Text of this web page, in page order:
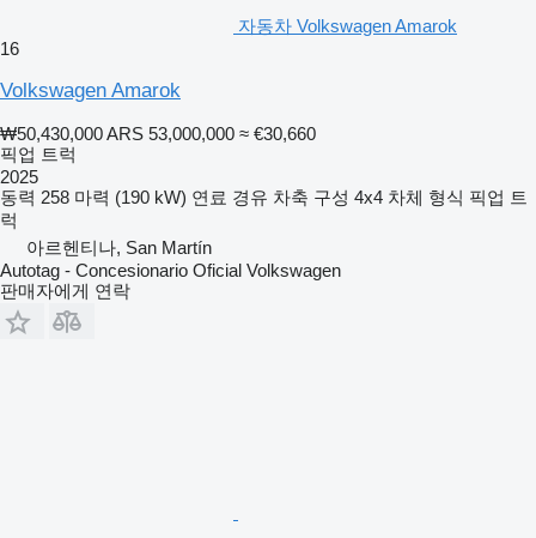
자동차 Volkswagen Amarok
16
Volkswagen Amarok
₩50,430,000ARS 53,000,000 ≈ €30,660
픽업 트럭
2025
동력 258 마력 (190 kW) 연료 경유 차축 구성 4x4 차체 형식 픽업 트
럭
아르헨티나, San Martín
Autotag - Concesionario Oficial Volkswagen
판매자에게 연락